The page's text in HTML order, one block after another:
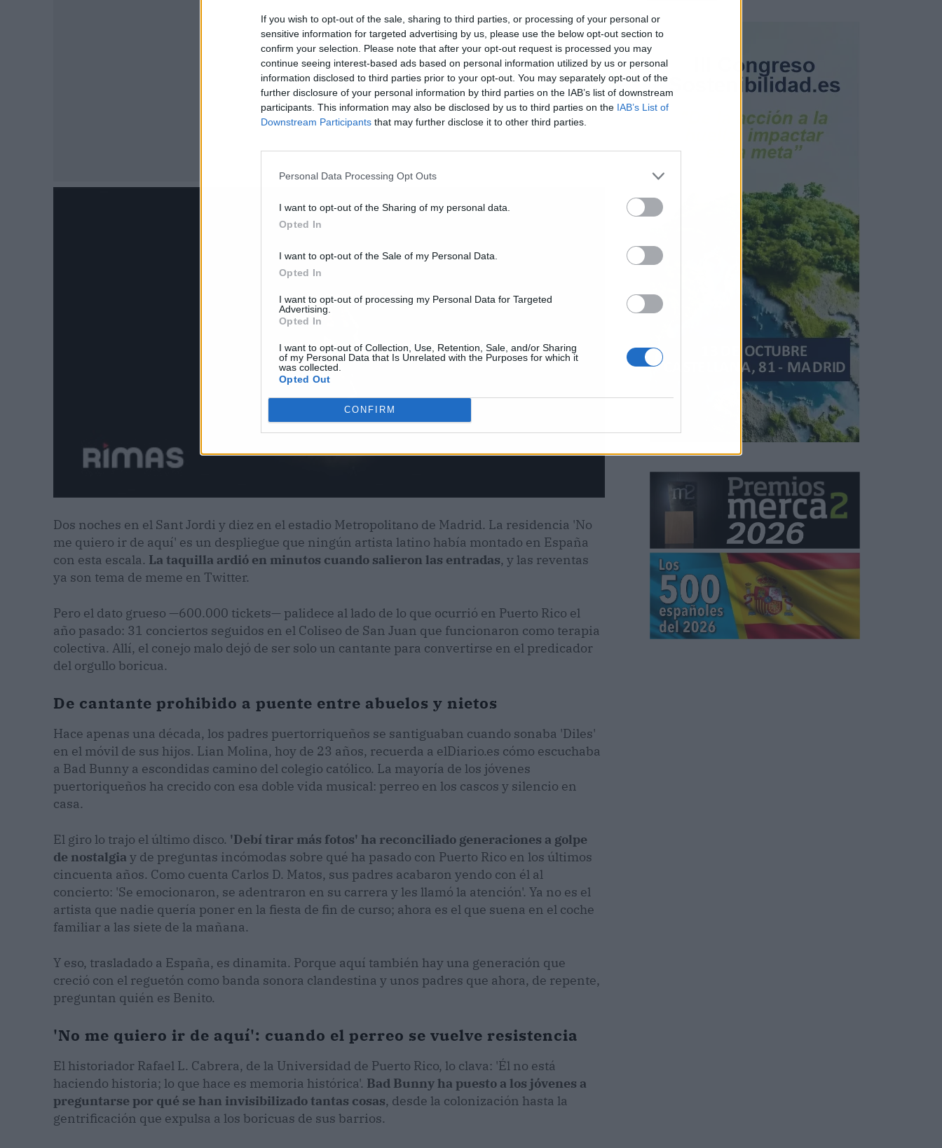
If you wish to opt-out of the sale, sharing to third parties, or processing of your personal or
sensitive information for targeted advertising by us, please use the below opt-out section to
confirm your selection. Please note that after your opt-out request is processed you may
continue seeing interest-based ads based on personal information utilized by us or personal
information disclosed to third parties prior to your opt-out. You may separately opt-out of the
further disclosure of your personal information by third parties on the IAB’s list of downstream
participants. This information may also be disclosed by us to third parties on the IAB’s List of
Downstream Participants that may further disclose it to other third parties.
Personal Data Processing Opt Outs
I want to opt-out of the Sharing of my personal data.
Opted In
I want to opt-out of the Sale of my Personal Data.
Opted In
I want to opt-out of processing my Personal Data for Targeted
Advertising.
Opted In
I want to opt-out of Collection, Use, Retention, Sale, and/or Sharing
of my Personal Data that Is Unrelated with the Purposes for which it
was collected.
Opted Out
CONFIRM
Dos noches en el Sant Jordi y diez en el estadio Metropolitano de Madrid. La residencia 'No
me quiero ir de aquí' es un despliegue que ningún artista latino había montado en España
con esta escala. La taquilla ardió en minutos cuando salieron las entradas, y las reventas
ya son tema de meme en Twitter.
Pero el dato grueso —600.000 tickets— palidece al lado de lo que ocurrió en Puerto Rico el
año pasado: 31 conciertos seguidos en el Coliseo de San Juan que funcionaron como terapia
colectiva. Allí, el conejo malo dejó de ser solo un cantante para convertirse en el predicador
del orgullo boricua.
De cantante prohibido a puente entre abuelos y nietos
Hace apenas una década, los padres puertorriqueños se santiguaban cuando sonaba 'Diles'
en el móvil de sus hijos. Lian Molina, hoy de 23 años, recuerda a elDiario.es cómo escuchaba
a Bad Bunny a escondidas camino del colegio católico. La mayoría de los jóvenes
puertoriqueños ha crecido con esa doble vida musical: perreo en los cascos y silencio en
casa.
El giro lo trajo el último disco. 'Debí tirar más fotos' ha reconciliado generaciones a golpe
de nostalgia y de preguntas incómodas sobre qué ha pasado con Puerto Rico en los últimos
cincuenta años. Como cuenta Carlos D. Matos, sus padres acabaron yendo con él al
concierto: 'Se emocionaron, se adentraron en su carrera y les llamó la atención'. Ya no es el
artista que nadie quería poner en la fiesta de fin de curso; ahora es el que suena en el coche
familiar a las siete de la mañana.
Y eso, trasladado a España, es dinamita. Porque aquí también hay una generación que
creció con el reguetón como banda sonora clandestina y unos padres que ahora, de repente,
preguntan quién es Benito.
'No me quiero ir de aquí': cuando el perreo se vuelve resistencia
El historiador Rafael L. Cabrera, de la Universidad de Puerto Rico, lo clava: 'Él no está
haciendo historia; lo que hace es memoria histórica'. Bad Bunny ha puesto a los jóvenes a
preguntarse por qué se han invisibilizado tantas cosas, desde la colonización hasta la
gentrificación que expulsa a los boricuas de sus barrios.